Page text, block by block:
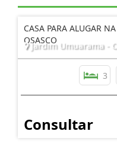
CASA PARA ALUGAR
OSASCO
Jardim Umuarama -
3
Consultar